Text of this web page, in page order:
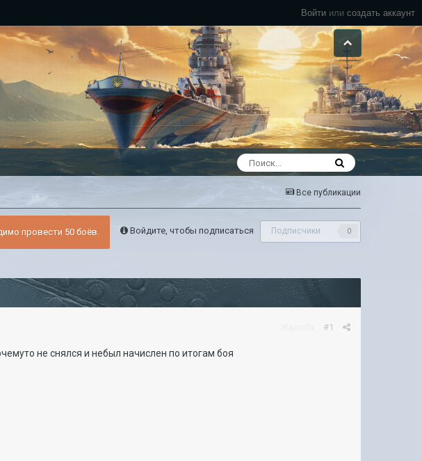
Войти или создать аккаунт
Все публикации
Войдите, чтобы подписаться Подписчики 0
провести 50 боёв.
#1
не снялся и небыл начислен по итогам боя